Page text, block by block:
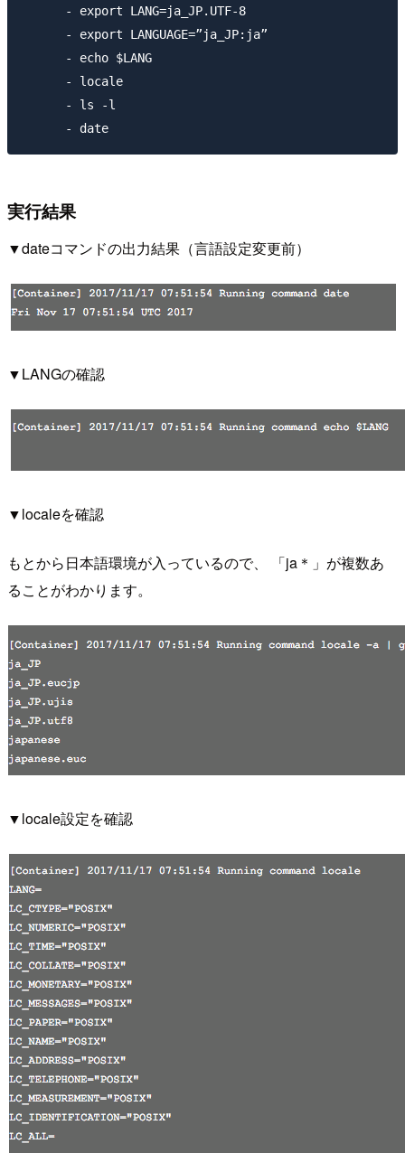
      - export LANG=ja_JP.UTF-8
      - export LANGUAGE=”ja_JP:ja”
      - echo $LANG
      - locale
      - ls -l
実行結果
▼dateコマンドの出力結果（言語設定変更前）
▼LANGの確認
▼localeを確認
もとから日本語環境が入っているので、 「ja＊」が複数あ
ることがわかります。
▼locale設定を確認